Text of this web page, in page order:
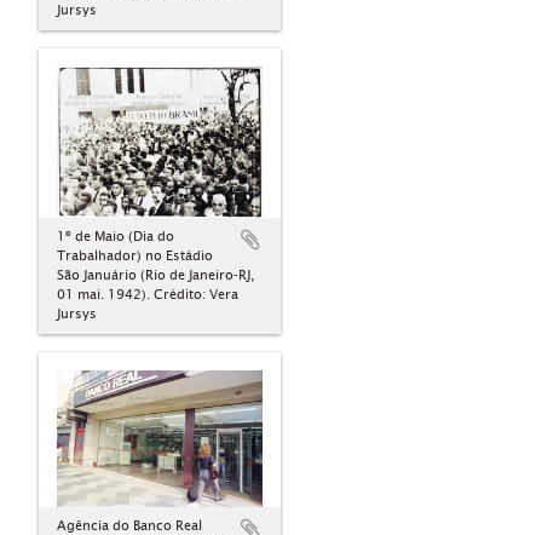
Jursys
1º de Maio (Dia do
Trabalhador) no Estádio
São Januário (Rio de Janeiro-RJ,
01 mai. 1942). Crédito: Vera
Jursys
Agência do Banco Real